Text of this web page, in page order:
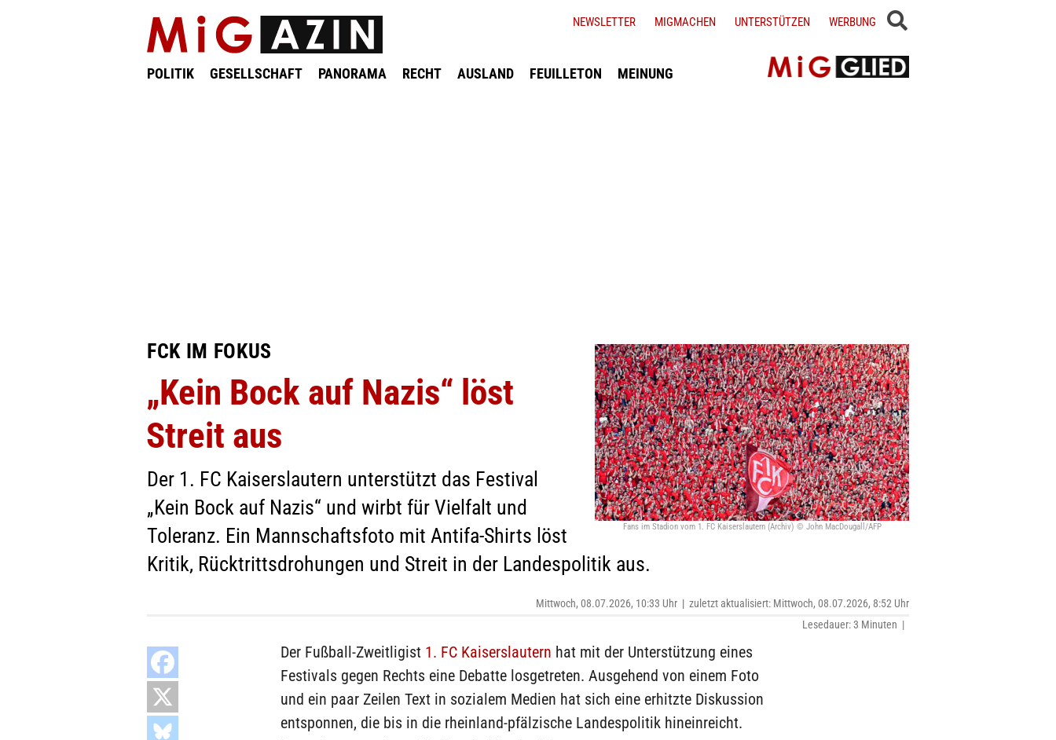
POLITIK GESELLSCHAFT PANORAMA RECHT AUSLAND FEUILLETON MEINUNG
NEWSLETTER MIGMACHEN UNTERSTÜTZEN WERBUNG
Fans im Stadion vom 1. FC Kaiserslautern (Archiv) © John MacDougall/AFP
FCK IM FOKUS
„Kein Bock auf Nazis“ löst
Streit aus
Der 1. FC Kaiserslautern unterstützt das Festival
„Kein Bock auf Nazis“ und wirbt für Vielfalt und
Toleranz. Ein Mannschaftsfoto mit Antifa-Shirts löst
Kritik, Rücktrittsdrohungen und Streit in der Landespolitik aus.
Mittwoch, 08.07.2026, 10:33 Uhr | zuletzt aktualisiert: Mittwoch, 08.07.2026, 8:52 Uhr
Lesedauer: 3 Minuten |
Der Fußball-Zweitligist 1. FC Kaiserslautern hat mit der Unterstützung eines
Festivals gegen Rechts eine Debatte losgetreten. Ausgehend von einem Foto
und ein paar Zeilen Text in sozialem Medien hat sich eine erhitzte Diskussion
entsponnen, die bis in die rheinland-pfälzische Landespolitik hineinreicht.